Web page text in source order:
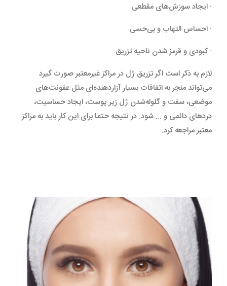
· ایجاد سوزش‌های مقطعی
· احساس التهاب و بی‌حسی
· کبودی و قرمز شدن ناحیه تزریق
لازم به ذکر است اگر تزریق ژل در مراکز غیرمعتبر صورت گیرد
می‌تواند منجر به اتفاقات بسیار آزار‌دهنده‌ای مثل عفونت‌های
موضعی، سفت و گلوله‌شدن ژل زیر پوست، ایجاد حساسیت،
دردهای دائمی و ... شود. در نتیجه حتما برای این کار باید به مراکز
معتبر مراجعه کرد.